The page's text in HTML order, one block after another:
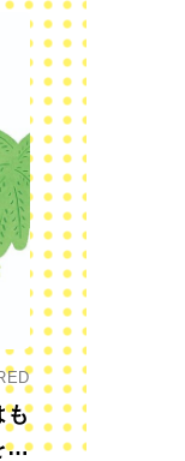
も
知